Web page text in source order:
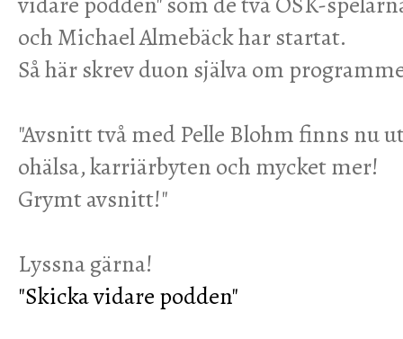
och Michael Almebäck har startat.
Så här skrev duon själva om
"Avsnitt två med Pelle Blohm finns nu
ohälsa, karriärbyten och mycket mer!
Grymt avsnitt!"
Lyssna gärna!
"Skicka vidare podden"